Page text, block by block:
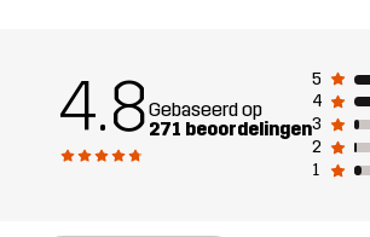
4.8Gebaseerd op
271 beoordelingen
5
4
3
2
1